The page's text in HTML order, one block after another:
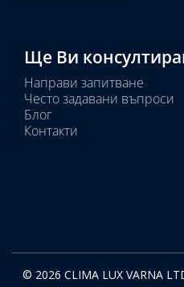
Ще Ви
Направи запитване
Често задавани въпроси
Блог
Контакти
© 2026 CLIMA LUX VARNA